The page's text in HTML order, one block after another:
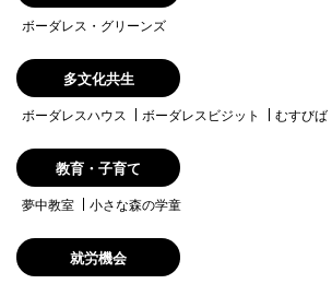
ボーダレス・グリーンズ
多文化共生
ボーダレスハウス ボーダレスビジット むすびば
教育・子育て
夢中教室 小さな森の学童
就労機会